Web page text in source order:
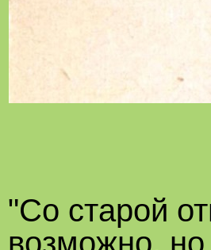
"Со старой
возможно, но